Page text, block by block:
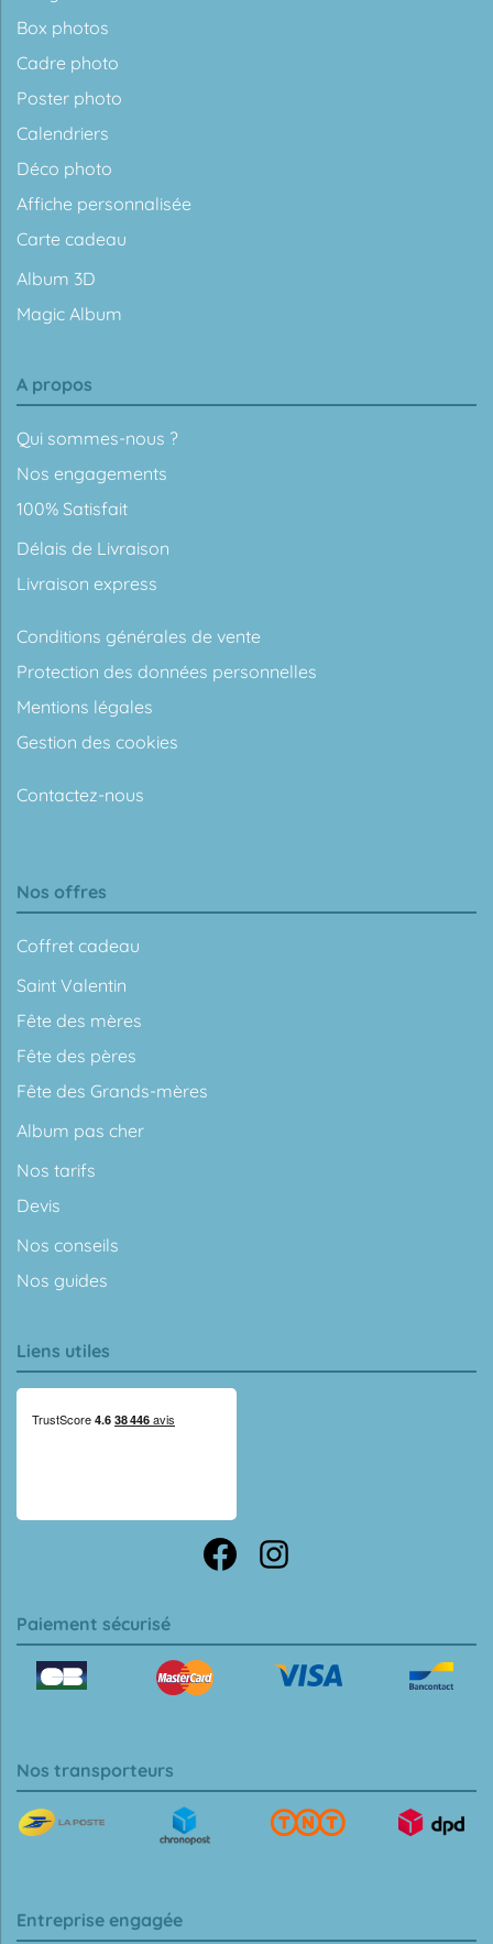
Box photos
Cadre photo
Poster photo
Calendriers
Déco photo
Affiche personnalisée
Carte cadeau
Album 3D
Magic Album
A propos
Qui sommes-nous ?
Nos engagements
100% Satisfait
Délais de Livraison
Livraison express
Conditions générales de vente
Protection des données personnelles
Mentions légales
Gestion des cookies
Contactez-nous
Nos offres
Coffret cadeau
Saint Valentin
Fête des mères
Fête des pères
Fête des Grands-mères
Album pas cher
Nos tarifs
Devis
Nos conseils
Nos guides
Liens utiles
Paiement sécurisé
Nos transporteurs
Entreprise engagée